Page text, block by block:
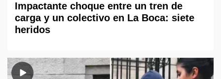
Impactante choque entre un tren de
carga y un colectivo en La Boca: siete
heridos